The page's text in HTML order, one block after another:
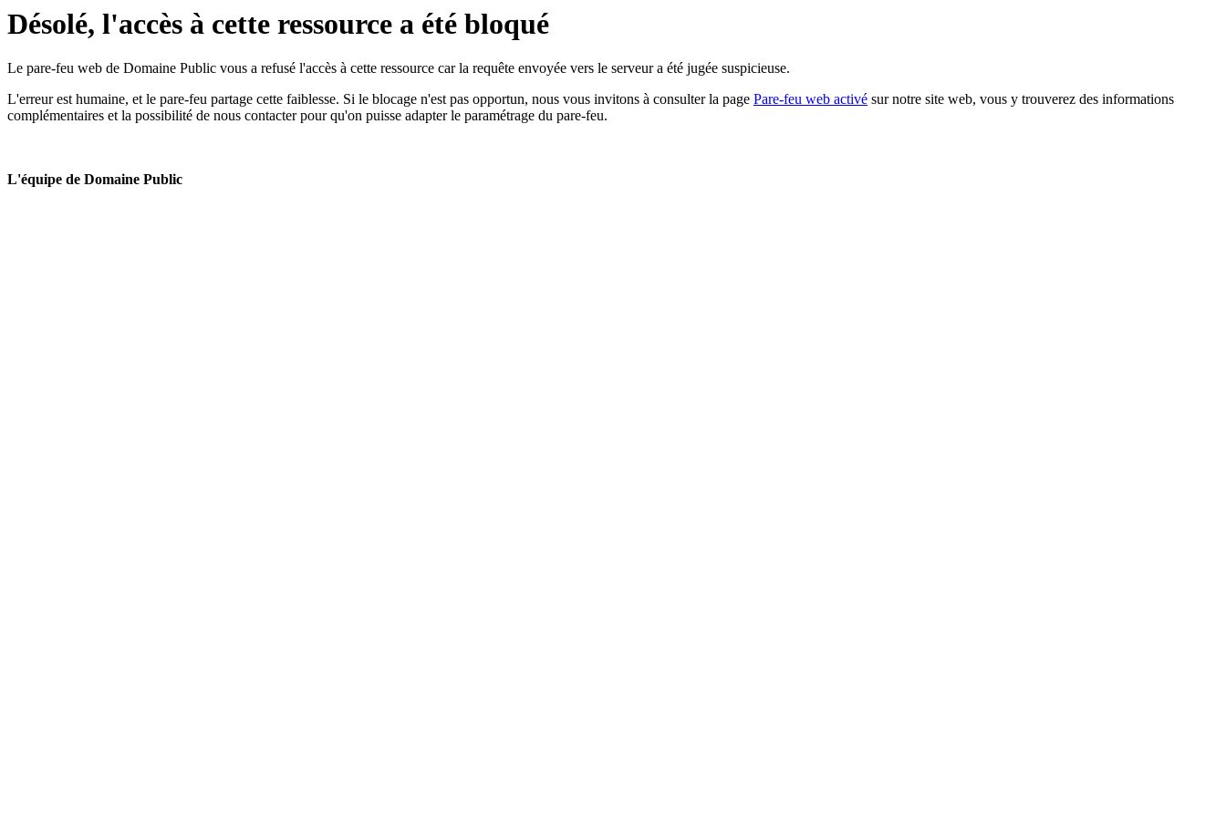
Désolé, l'accès à cette ressource a été bloqué
Le pare-feu web de Domaine Public vous a refusé l'accès à cette ressource car la requête envoyée vers le serveur a été jugée suspicieuse.
L'erreur est humaine, et le pare-feu partage cette faiblesse. Si le blocage n'est pas opportun, nous vous invitons à consulter la page Pare-feu web activé sur notre site web, vous y trouverez des informations
complémentaires et la possibilité de nous contacter pour qu'on puisse adapter le paramétrage du pare-feu.
L'équipe de Domaine Public